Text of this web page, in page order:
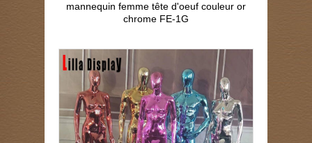
mannequin femme tête d'oeuf couleur or
chrome FE-1G